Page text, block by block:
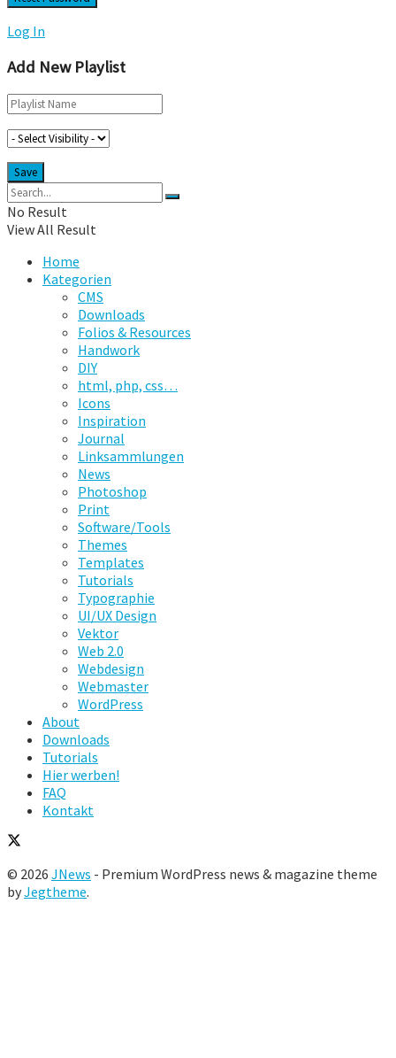
Log In
Add New Playlist
No Result
View All Result
Home
Kategorien
CMS
Downloads
Folios & Resources
Handwork
DIY
html, php, css…
Icons
Inspiration
Journal
Linksammlungen
News
Photoshop
Print
Software/Tools
Themes
Templates
Tutorials
Typographie
UI/UX Design
Vektor
Web 2.0
Webdesign
Webmaster
WordPress
About
Downloads
Tutorials
Hier werben!
FAQ
Kontakt
© 2026 JNews - Premium WordPress news & magazine theme
byJegtheme.